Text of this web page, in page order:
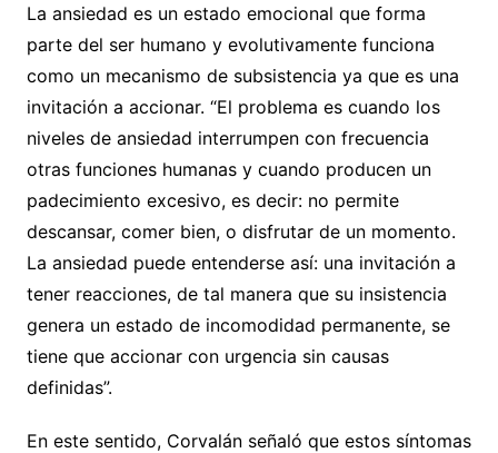
La ansiedad es un estado emocional que forma
parte del ser humano y evolutivamente funciona
como un mecanismo de subsistencia ya que es una
invitación a accionar. “El problema es cuando los
niveles de ansiedad interrumpen con frecuencia
otras funciones humanas y cuando producen un
padecimiento excesivo, es decir: no permite
descansar, comer bien, o disfrutar de un momento.
La ansiedad puede entenderse así: una invitación a
tener reacciones, de tal manera que su insistencia
genera un estado de incomodidad permanente, se
tiene que accionar con urgencia sin causas
definidas”.
En este sentido, Corvalán señaló que estos síntomas